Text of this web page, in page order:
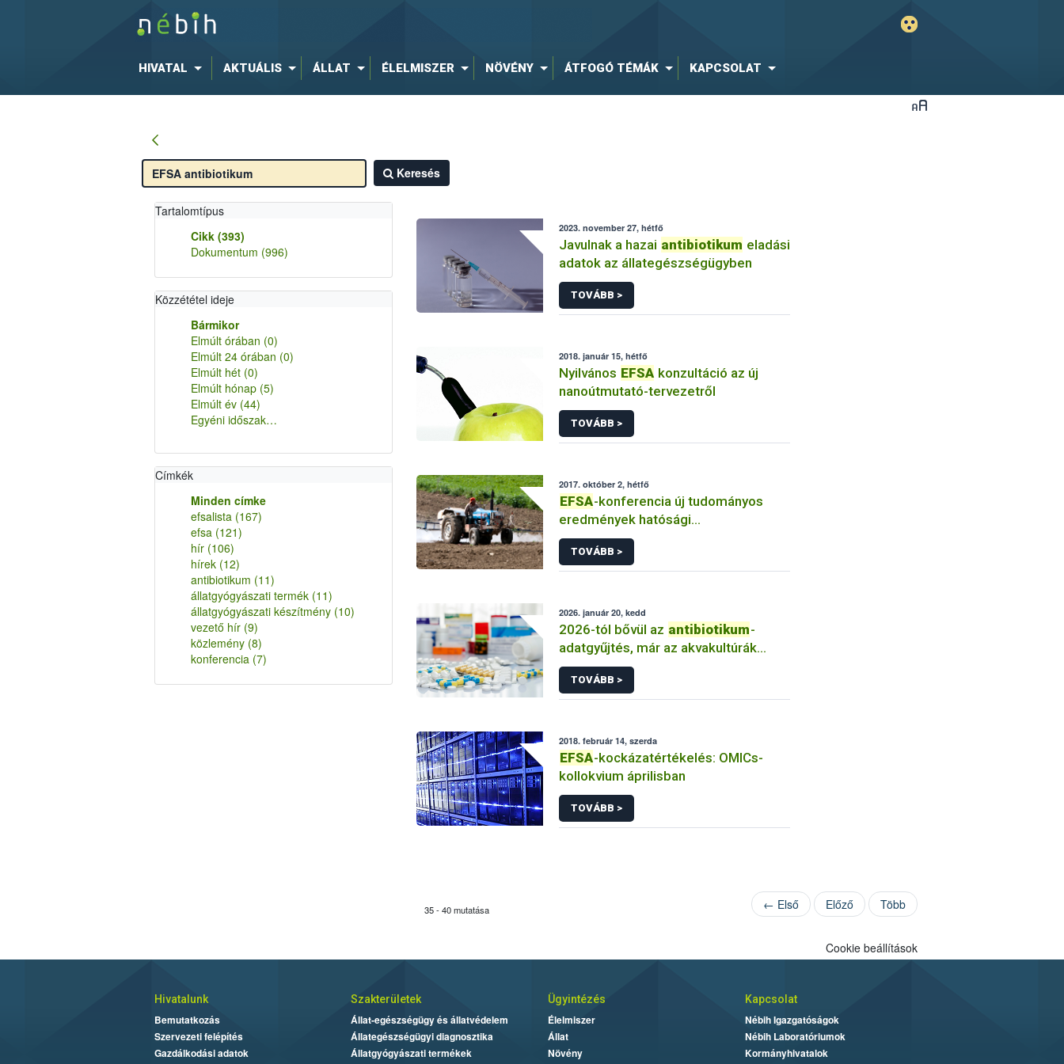
HIVATAL AKTUÁLIS ÁLLAT ÉLELMISZER NÖVÉNY ÁTFOGÓ TÉMÁK KAPCSOLAT
Keresés
Tartalomtípus
Cikk (393)
Dokumentum (996)
Közzététel ideje
Bármikor
Elmúlt órában (0)
Elmúlt 24 órában (0)
Elmúlt hét (0)
Elmúlt hónap (5)
Elmúlt év (44)
Egyéni időszak…
Címkék
Minden címke
efsalista (167)
efsa (121)
hír (106)
hírek (12)
antibiotikum (11)
állatgyógyászati termék (11)
állatgyógyászati készítmény (10)
vezető hír (9)
közlemény (8)
konferencia (7)
2023. november 27, hétfő
Javulnak a hazai antibiotikum eladási
adatok az állategészségügyben
TOVÁBB >
2018. január 15, hétfő
Nyilvános EFSA konzultáció az új
nanoútmutató-tervezetről
TOVÁBB >
2017. október 2, hétfő
EFSA-konferencia új tudományos
eredmények hatósági
felhasználásáról
TOVÁBB >
2026. január 20, kedd
2026-tól bővül az antibiotikum-
adatgyűjtés, már az akvakultúrák
esetében is kötelező
TOVÁBB >
2018. február 14, szerda
EFSA-kockázatértékelés: OMICs-
kollokvium áprilisban
TOVÁBB >
35 - 40 mutatása ← Első Előző Több
Cookie beállítások
Hivatalunk
Bemutatkozás
Szervezeti felépítés
Gazdálkodási adatok
Szakterületek
Állat-egészségügy és állatvédelem
Állategészségügyi diagnosztika
Állatgyógyászati termékek
Ügyintézés
Élelmiszer
Állat
Növény
Kapcsolat
Nébih Igazgatóságok
Nébih Laboratóriumok
Kormányhivatalok